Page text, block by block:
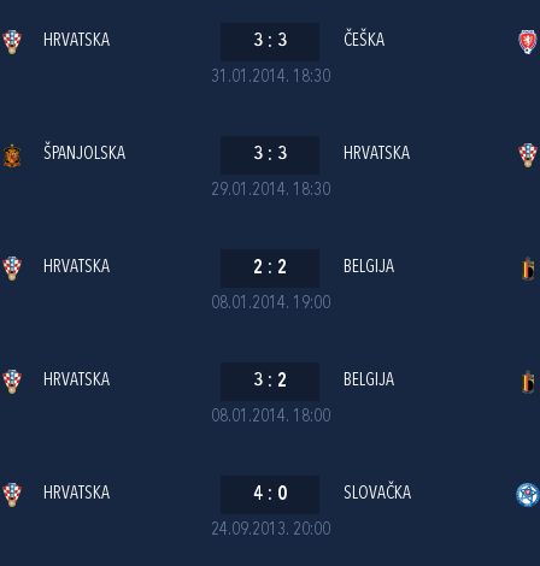
31.01.2014. 18:30
HRVATSKA 3 : 3 ČEŠKA
29.01.2014. 18:30
ŠPANJOLSKA 3 : 3 HRVATSKA
08.01.2014. 19:00
HRVATSKA 2 : 2 BELGIJA
08.01.2014. 18:00
HRVATSKA 3 : 2 BELGIJA
24.09.2013. 20:00
HRVATSKA 4 : 0 SLOVAČKA